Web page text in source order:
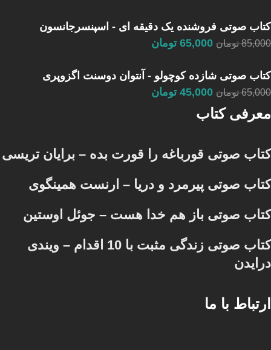
کتاب صوتی فروشنده یک دقیقه ای - اسپنسرجانسون
85,000 تومان 65,000 تومان
کتاب صوتی شازده کوچولو - آنتوان دوسنت اگزوپری
65,000 تومان 45,000 تومان
معرفی کتاب
کتاب صوتی قورباغه را قورت بده – برایان تریسی
کتاب صوتی پیرمرد و دریا – ارنست همینگوی
کتاب صوتی باز هم خدا هست – جوئل اوستین
کتاب صوتی زندگی مثبت با 10 اقدام – ویندی
درایدن
ارتباط با ما